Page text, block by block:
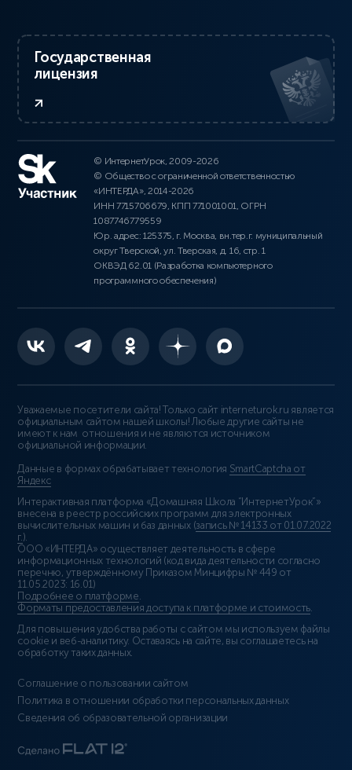
Государственная
лицензия
© ИнтернетУрок, 2009-2026
© Общество с ограниченной ответственностью
«ИНТЕРДА», 2014-2026
ИНН 7715706679, КПП 771001001, ОГРН
1087746779559
Юр. адрес: 125375, г. Москва, вн.тер.г. муниципальный
округ Тверской, ул. Тверская, д. 16, стр. 1
ОКВЭД 62.01 (Разработка компьютерного
программного обеспечения)
Уважаемые посетители сайта! Только сайт interneturok.ru является
официальным сайтом нашей школы! Любые другие сайты не
имеют к нам отношения и не являются источником
официальной информации.
Данные в формах обрабатывает технология SmartCaptcha от
Яндекс
Интерактивная платформа «Домашняя Школа “ИнтернетУрок”»
внесена в реестр российских программ для электронных
вычислительных машин и баз данных (запись № 14133 от 01.07.2022
г.).
ООО «ИНТЕРДА» осуществляет деятельность в сфере
информационных технологий (код вида деятельности согласно
перечню, утверждённому Приказом Минцифры № 449 от
11.05.2023: 16.01)
Подробнее о платформе.
Форматы предоставления доступа к платформе и стоимость.
Для повышения удобства работы с сайтом мы используем файлы
cookie и веб-аналитику. Оставаясь на сайте, вы соглашаетесь на
обработку таких данных.
Соглашение о пользовании сайтом
Политика в отношении обработки персональных данных
Сведения об образовательной организации